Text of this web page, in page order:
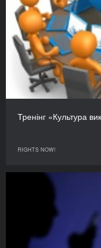
Тренінг «Культура
RIGHTS NOW!